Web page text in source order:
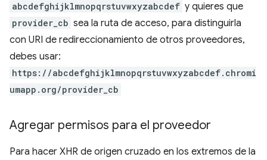
abcdefghijklmnopqrstuvwxyzabcdef y quieres que
provider_cb sea la ruta de acceso, para distinguirla
con URI de redireccionamiento de otros proveedores,
debes usar:
https://abcdefghijklmnopqrstuvwxyzabcdef.chromi
umapp.org/provider_cb
Agregar permisos para el proveedor
Para hacer XHR de origen cruzado en los extremos de la